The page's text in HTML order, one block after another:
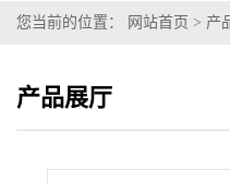
您当前的位置： 网站首页 > 产
胺基]丙基]铵内盐 CAS号：
产品展厅